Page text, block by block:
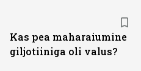
Kas pea maharaiumine
giljotiiniga oli valus?